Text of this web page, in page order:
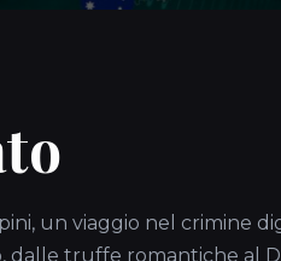
un viaggio nel crimine
dalle truffe romantiche al
un banner visibile nella